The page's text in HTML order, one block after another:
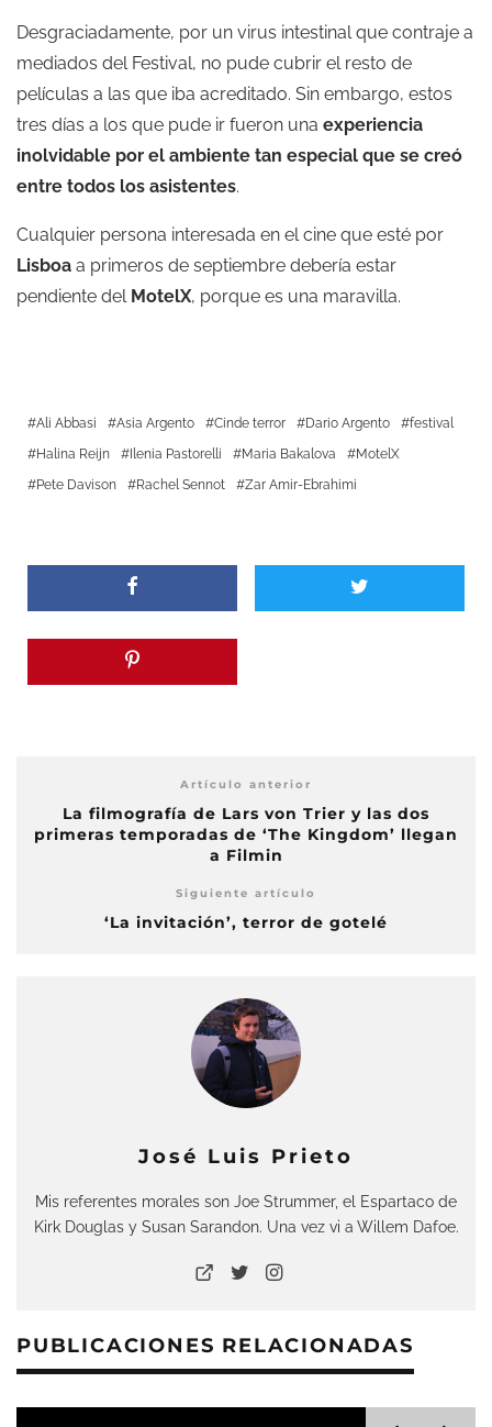
Desgraciadamente, por un virus intestinal que contraje a
mediados del Festival, no pude cubrir el resto de
películas a las que iba acreditado. Sin embargo, estos
tres días a los que pude ir fueron una experiencia
inolvidable por el ambiente tan especial que se creó
entre todos los asistentes.
Cualquier persona interesada en el cine que esté por
Lisboa a primeros de septiembre debería estar
pendiente del MotelX, porque es una maravilla.
Ali Abbasi Asia Argento Cinde terror Dario Argento
festival
Halina Reijn
Ilenia Pastorelli Maria Bakalova
MotelX
Pete Davison
Rachel Sennot Zar Amir-Ebrahimi
Artículo anterior
La filmografía de Lars von Trier y las dos
primeras temporadas de ‘The Kingdom’ llegan
a Filmin
Siguiente artículo
‘La invitación’, terror de gotelé
José Luis Prieto
Mis referentes morales son Joe Strummer, el Espartaco de
Kirk Douglas y Susan Sarandon. Una vez vi a Willem Dafoe.
PUBLICACIONES RELACIONADAS